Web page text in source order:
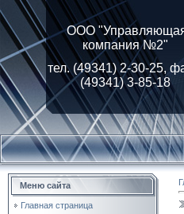
ООО
компания №2"
тел. (49341) 2-30-25,
(49341) 3-85-18
Меню сайта
Главная страница